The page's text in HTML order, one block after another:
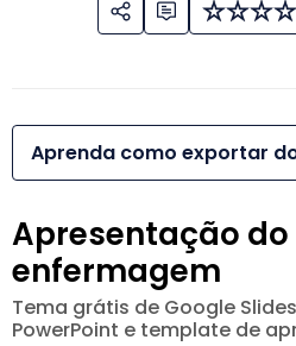
Aprenda como exportar
Apresentação
enfermagem
Tema grátis de Google
PowerPoint e template de